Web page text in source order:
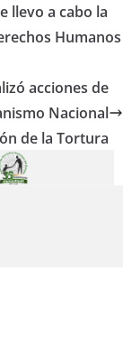
llevo a cabo la
Humanos
acciones de
Nacional
de la Tortura